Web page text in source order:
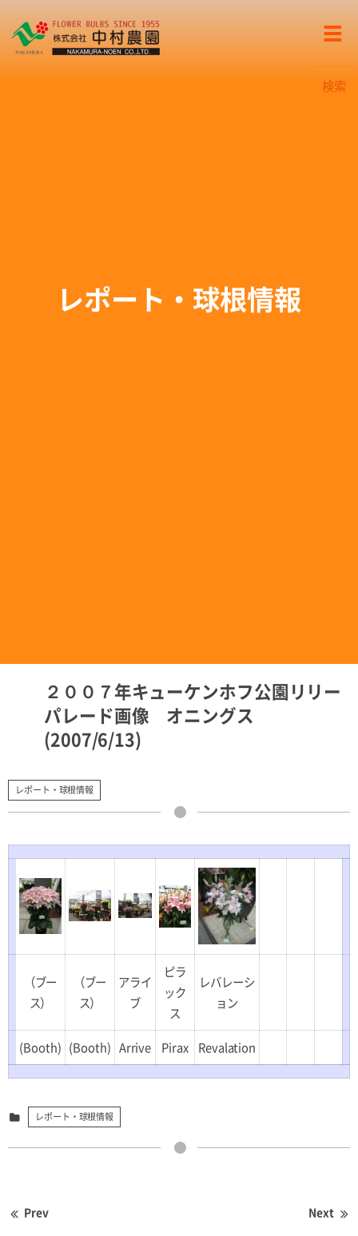
検索
レポート・球根情報
２００７年キューケンホフ公園リリー
パレード画像 オニングス
(2007/6/13)
レポート・球根情報
（ブー
ス）
（ブー
ス）
アライ
ブ
ピラ
ック
ス
レバレーシ
ョン
(Booth) (Booth) Arrive Pirax Revalation
レポート・球根情報
Prev Next